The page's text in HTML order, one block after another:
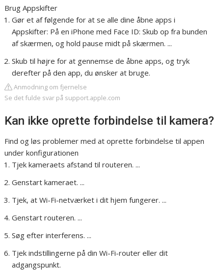
Brug Appskifter
Gør et af følgende for at se alle dine åbne apps i
Appskifter: På en iPhone med Face ID: Skub op fra bunden
af skærmen, og hold pause midt på skærmen. ...
Skub til højre for at gennemse de åbne apps, og tryk
derefter på den app, du ønsker at bruge.
Anmodning om fjernelse
Se det fulde svar på support.apple.com
Kan ikke oprette forbindelse til kamera?
Find og løs problemer med at oprette forbindelse til appen
under konfigurationen
Tjek kameraets afstand til routeren. ...
Genstart kameraet. ...
Tjek, at Wi-Fi-netværket i dit hjem fungerer. ...
Genstart routeren. ...
Søg efter interferens. ...
Tjek indstillingerne på din Wi-Fi-router eller dit
adgangspunkt.